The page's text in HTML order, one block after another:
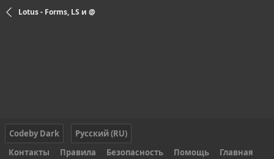
Lotus - Forms, LS и @
Codeby Dark
Русский (RU)
Контакты
Правила Безопасность Помощь Главная